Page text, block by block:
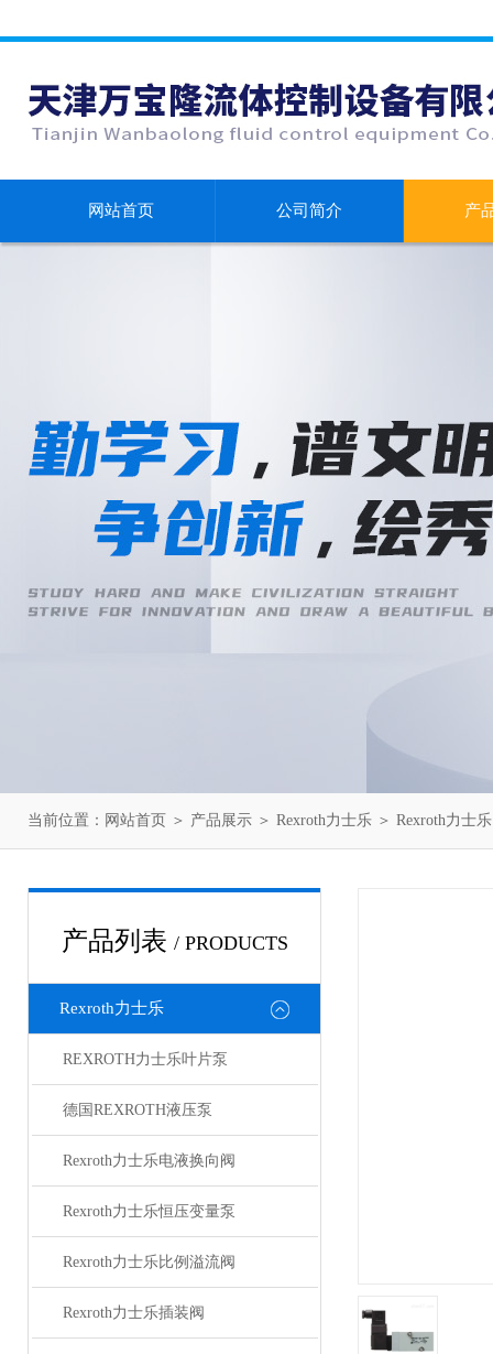
网站首页 公司简介 产
当前位置： 网站首页 ＞ 产品展示 ＞ Rexroth力士乐 ＞ Rexroth力士
产品列表 / PRODUCTS
Rexroth力士乐
REXROTH力士乐叶片泵
德国REXROTH液压泵
Rexroth力士乐电液换向阀
Rexroth力士乐恒压变量泵
Rexroth力士乐比例溢流阀
Rexroth力士乐插装阀